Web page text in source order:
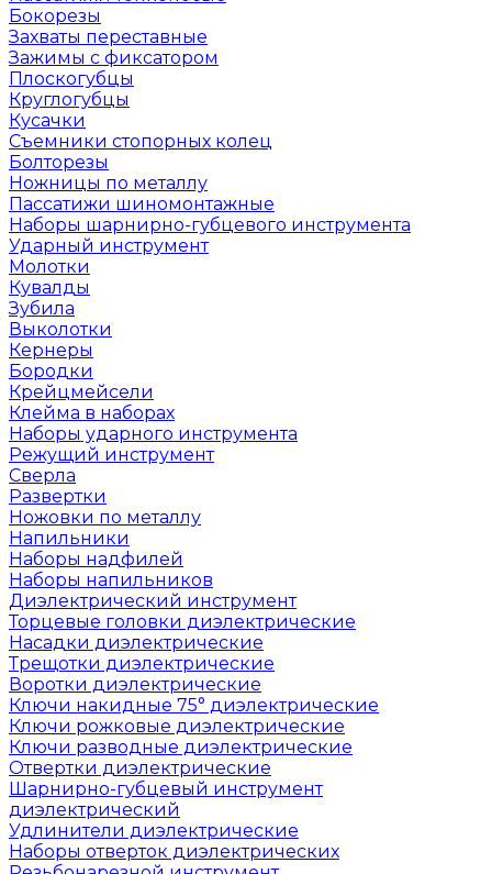
Бокорезы
Захваты переставные
Зажимы с фиксатором
Плоскогубцы
Круглогубцы
Кусачки
Съемники стопорных колец
Болторезы
Ножницы по металлу
Пассатижи шиномонтажные
Наборы шарнирно-губцевого инструмента
Ударный инструмент
Молотки
Кувалды
Зубила
Выколотки
Кернеры
Бородки
Крейцмейсели
Клейма в наборах
Наборы ударного инструмента
Режущий инструмент
Сверла
Развертки
Ножовки по металлу
Напильники
Наборы надфилей
Наборы напильников
Диэлектрический инструмент
Торцевые головки диэлектрические
Насадки диэлектрические
Трещотки диэлектрические
Воротки диэлектрические
Ключи накидные 75° диэлектрические
Ключи рожковые диэлектрические
Ключи разводные диэлектрические
Отвертки диэлектрические
Шарнирно-губцевый инструмент
диэлектрический
Удлинители диэлектрические
Наборы отверток диэлектрических